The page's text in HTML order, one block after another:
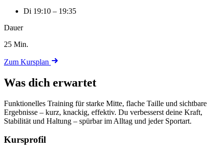
Di 19:10 – 19:35
Dauer
25 Min.
Zum Kursplan
Was dich erwartet
Funktionelles Training für starke Mitte, flache Taille und sichtbare
Ergebnisse – kurz, knackig, effektiv. Du verbesserst deine Kraft,
Stabilität und Haltung – spürbar im Alltag und jeder Sportart.
Kursprofil